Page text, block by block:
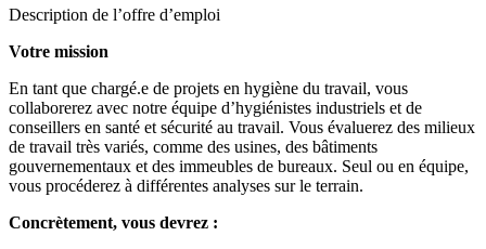
Description de l’offre d’emploi
Votre mission
En tant que chargé.e de projets en hygiène du travail, vous
collaborerez avec notre équipe d’hygiénistes industriels et de
conseillers en santé et sécurité au travail. Vous évaluerez des milieux
de travail très variés, comme des usines, des bâtiments
gouvernementaux et des immeubles de bureaux. Seul ou en équipe,
vous procéderez à différentes analyses sur le terrain.
Concrètement, vous devrez :